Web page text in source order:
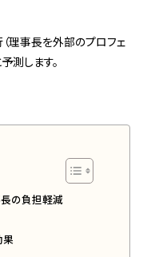
理事長を外部のプロフェ
測します。
の負担軽減
果